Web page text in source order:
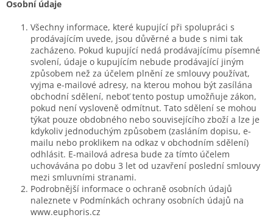
Osobní údaje
Všechny informace, které kupující při spolupráci s
prodávajícím uvede, jsou důvěrné a bude s nimi tak
zacházeno. Pokud kupující nedá prodávajícímu písemné
svolení, údaje o kupujícím nebude prodávající jiným
způsobem než za účelem plnění ze smlouvy používat,
vyjma e-mailové adresy, na kterou mohou být zasílána
obchodní sdělení, neboť tento postup umožňuje zákon,
pokud není vysloveně odmítnut. Tato sdělení se mohou
týkat pouze obdobného nebo souvisejícího zboží a lze je
kdykoliv jednoduchým způsobem (zasláním dopisu, e-
mailu nebo proklikem na odkaz v obchodním sdělení)
odhlásit. E-mailová adresa bude za tímto účelem
uchovávána po dobu 3 let od uzavření poslední smlouvy
mezi smluvními stranami.
Podrobnější informace o ochraně osobních údajů
naleznete v Podmínkách ochrany osobních údajů na
www.euphoris.cz